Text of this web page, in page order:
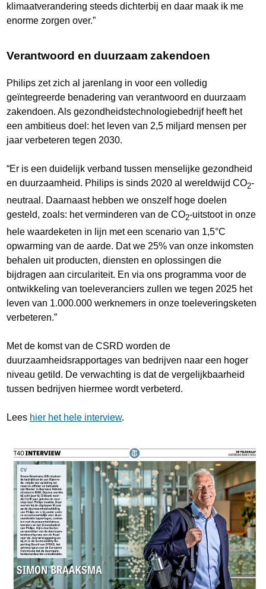
klimaatverandering steeds dichterbij en daar maak ik me
enorme zorgen over.”
Verantwoord en duurzaam zakendoen
Philips zet zich al jarenlang in voor een volledig
geïntegreerde benadering van verantwoord en duurzaam
zakendoen. Als gezondheidstechnologiebedrijf heeft het
een ambitieus doel: het leven van 2,5 miljard mensen per
jaar verbeteren tegen 2030.
“Er is een duidelijk verband tussen menselijke gezondheid
en duurzaamheid. Philips is sinds 2020 al wereldwijd CO2-
neutraal. Daarnaast hebben we onszelf hoge doelen
gesteld, zoals: het verminderen van de CO2-uitstoot in onze
hele waardeketen in lijn met een scenario van 1,5°C
opwarming van de aarde. Dat we 25% van onze inkomsten
behalen uit producten, diensten en oplossingen die
bijdragen aan circulariteit. En via ons programma voor de
ontwikkeling van toeleveranciers zullen we tegen 2025 het
leven van 1.000.000 werknemers in onze toeleveringsketen
verbeteren.”
Met de komst van de CSRD worden de
duurzaamheidsrapportages van bedrijven naar een hoger
niveau getild. De verwachting is dat de vergelijkbaarheid
tussen bedrijven hiermee wordt verbeterd.
Lees hier het hele interview.